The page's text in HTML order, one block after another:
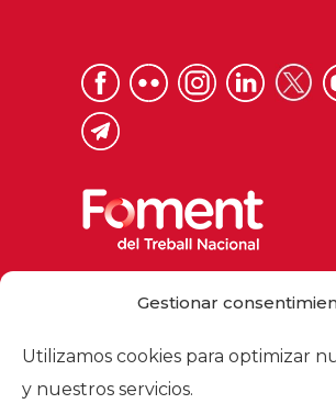
Gestionar
Utilizamos cookies para optimizar
y nuestros servicios.
foment@foment.com